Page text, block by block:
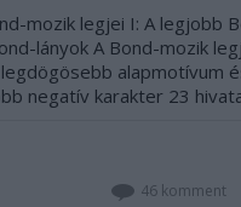
mozik legjei I: A legjobb
lányok A Bond-mozik
alapmotívum
negatív karakter 23
46komment